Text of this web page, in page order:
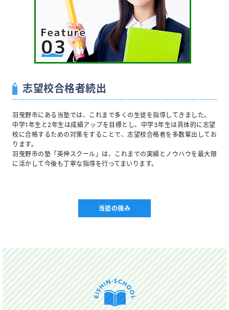
志望校合格者続出
羽曳野市にある当塾では、これまで多くの生徒を指導してきました。
中学1年生と2年生は成績アップを目標とし、中学3年生は具体的に志望
校に合格するための対策をすることで、志望校合格者を多数輩出してお
ります。
羽曳野市の塾「英伸スクール」は、これまでの実績とノウハウを最大限
に活かして今後も丁寧な指導を行ってまいります。
当塾の強み